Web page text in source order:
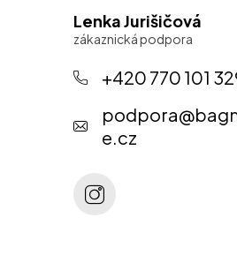
Lenka Jurišičová
+420 770 101
podpora@
e.cz